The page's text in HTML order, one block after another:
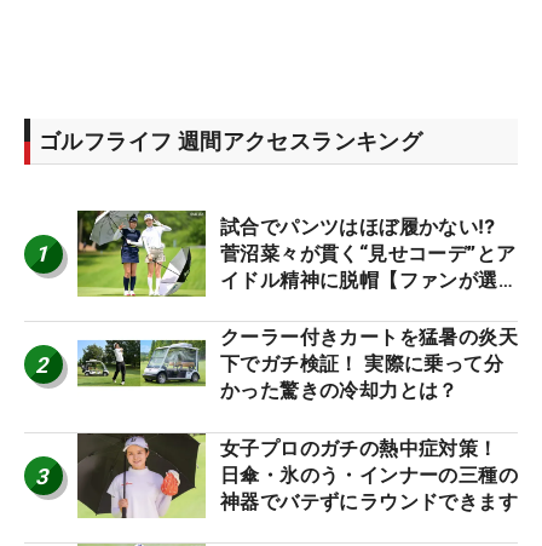
ゴルフライフ 週間アクセスランキング
1
試合でパンツはほぼ履かない⁉
菅沼菜々が貫く“見せコーデ”とア
イドル精神に脱帽【ファンが選ぶ
2
クーラー付きカートを猛暑の炎天
下でガチ検証！ 実際に乗って分
かった驚きの冷却力とは？
3
女子プロのガチの熱中症対策！
日傘・氷のう・インナーの三種の
神器でバテずにラウンドできます